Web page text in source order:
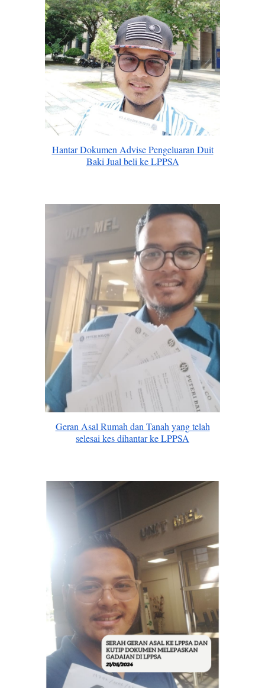
Hantar Dokumen Advise Pengeluaran Duit
Baki Jual beli ke LPPSA
Geran Asal Rumah dan Tanah yang telah
selesai kes dihantar ke LPPSA